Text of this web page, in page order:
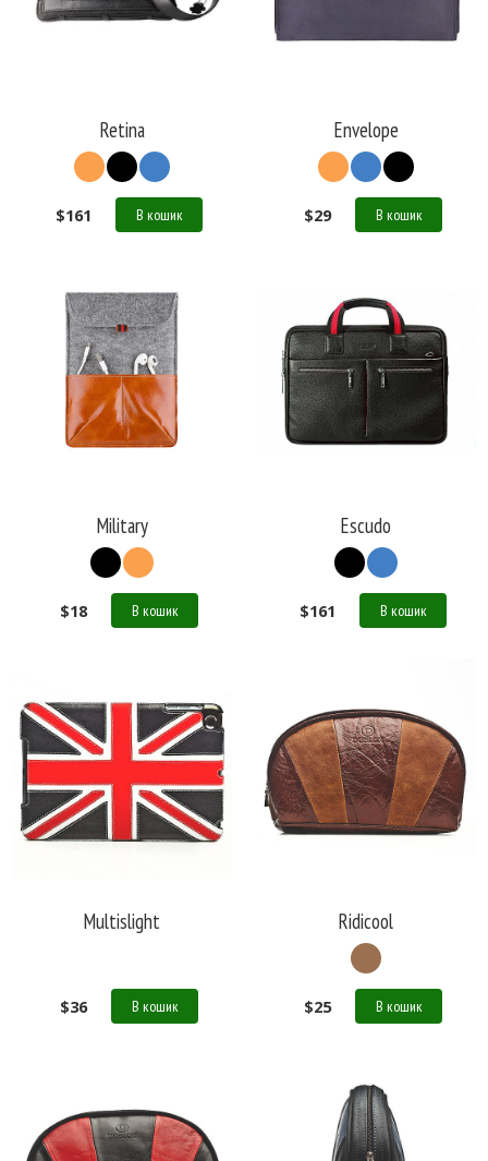
Retina
$161 В кошик
Envelope
$29 В кошик
Military
$18 В кошик
Escudo
$161 В кошик
Multislight
$36 В кошик
Ridicool
$25 В кошик